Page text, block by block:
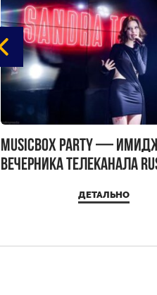
MUSICBOX PARTY —
вечерника телеканала
ДЕТАЛЬНО